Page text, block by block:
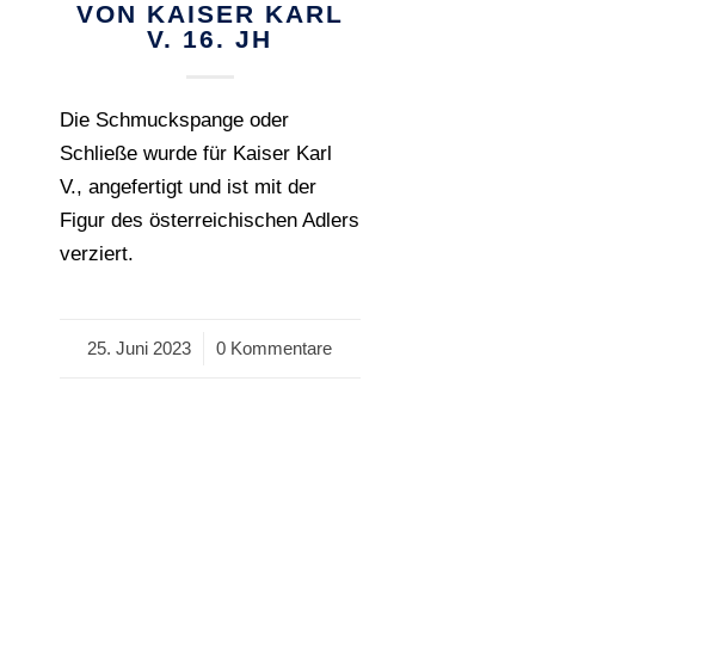
VON KAISER KARL
V. 16. JH
Die Schmuckspange oder
Schließe wurde für Kaiser Karl
V., angefertigt und ist mit der
Figur des österreichischen Adlers
verziert.
25. Juni 2023
/ 0 Kommentare